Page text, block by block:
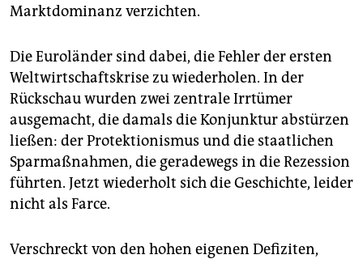
Marktdominanz verzichten.
Die Euroländer sind dabei, die Fehler der ersten
Weltwirtschaftskrise zu wiederholen. In der
Rückschau wurden zwei zentrale Irrtümer
ausgemacht, die damals die Konjunktur abstürzen
ließen: der Protektionismus und die staatlichen
Sparmaßnahmen, die geradewegs in die Rezession
führten. Jetzt wiederholt sich die Geschichte, leider
nicht als Farce.
Verschreckt von den hohen eigenen Defiziten,